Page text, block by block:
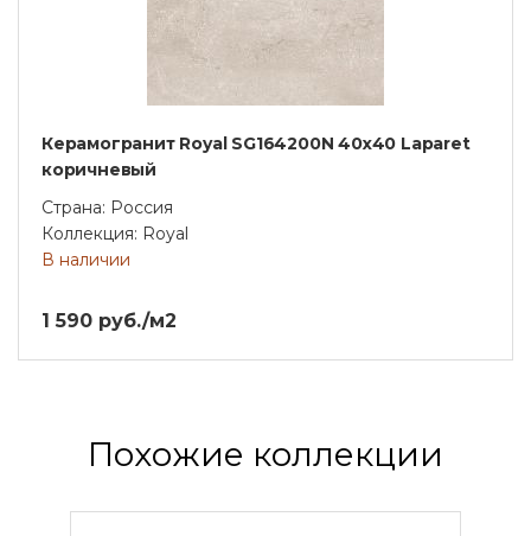
Керамогранит Royal SG164200N 40х40 Laparet
коричневый
Страна: Россия
Коллекция: Royal
В наличии
1 590 руб./м2
Похожие коллекции